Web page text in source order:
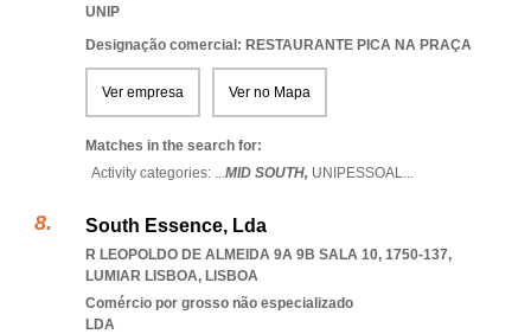
UNIP
Designação comercial: RESTAURANTE PICA NA PRAÇA
Ver empresa Ver no Mapa
Matches in the search for:
Activity categories: ...MID SOUTH, UNIPESSOAL...
South Essence, Lda
R LEOPOLDO DE ALMEIDA 9A 9B SALA 10, 1750-137,
LUMIAR LISBOA, LISBOA
Comércio por grosso não especializado
LDA